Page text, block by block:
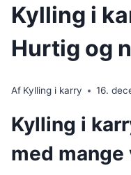
Kylling i
Hurtig og
Af Kylling i karry 16.
Kylling i
med